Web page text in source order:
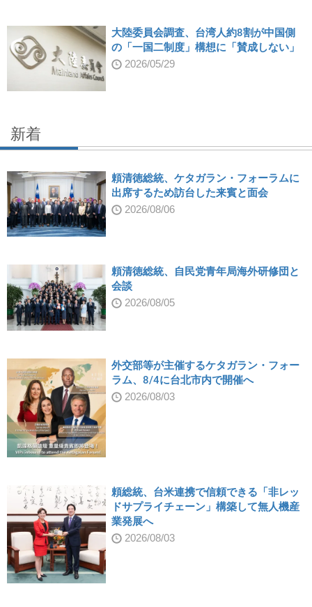
大陸委員会調査、台湾人約8割が中国側
の「一国二制度」構想に「賛成しない」
2026/05/29
新着
頼清徳総統、ケタガラン・フォーラムに
出席するため訪台した来賓と面会
2026/08/06
頼清徳総統、自民党青年局海外研修団と
会談
2026/08/05
外交部等が主催するケタガラン・フォー
ラム、8/4に台北市内で開催へ
2026/08/03
頼総統、台米連携で信頼できる「非レッ
ドサプライチェーン」構築して無人機産
業発展へ
2026/08/03